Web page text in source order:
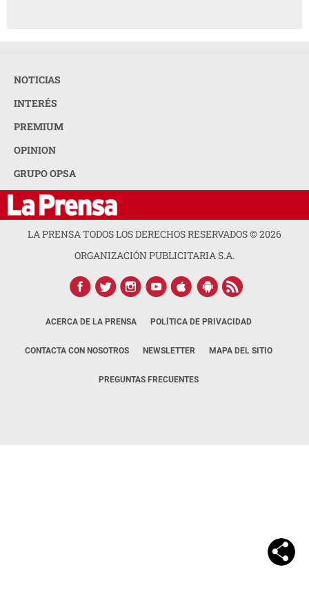
NOTICIAS
INTERÉS
PREMIUM
OPINION
GRUPO OPSA
LA PRENSA TODOS LOS DERECHOS RESERVADOS ©2026
ORGANIZACIÓN PUBLICITARIA S.A.
ACERCA DE LA PRENSA POLÍTICA DE PRIVACIDAD
CONTACTA CON NOSOTROS NEWSLETTER MAPA DEL SITIO
PREGUNTAS FRECUENTES